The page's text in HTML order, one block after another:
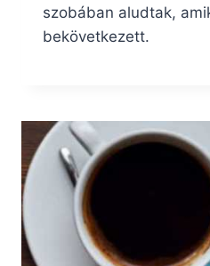
szobában aludtak,
bekövetkezett.